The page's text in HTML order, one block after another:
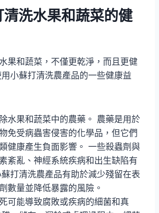
清洗水果和蔬菜的健
果和蔬菜，不僅更乾淨，而且更健
小蘇打清洗農產品的一些健康益
水果和蔬菜中的農藥。 農藥是用於
免受病蟲害侵害的化學品，但它們
健康產生負面影響。 一些殺蟲劑與
紊亂、神經系統疾病和出生缺陷有
打清洗農產品有助於減少殘留在表
數量並降低暴露的風險。
可能導致腐敗或疾病的細菌和真